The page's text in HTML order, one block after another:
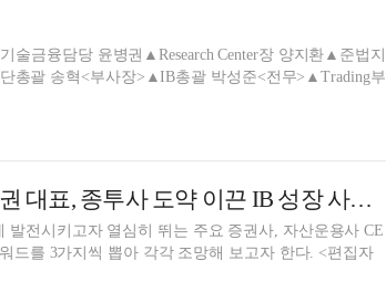
금융담당 윤병권▲Research Center장 양지환▲준법지
총괄 송혁<부사장>▲IB총괄 박성준<전무>▲Trading부
‘원클럽맨’ 오익근 대신증권 대표, 종투사 도약 이끈 IB 성장 사령탑 [금투업계 CEO열전 (38)]
발전시키고자 열심히 뛰는 주요 증권사, 자산운용사 CE
드를 3가지씩 뽑아 각각 조망해 보고자 한다. <편집자